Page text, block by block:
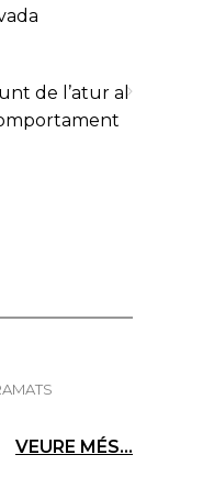
de l’atur al
VEURE MÉS...